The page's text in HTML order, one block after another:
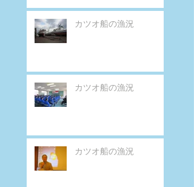
カツオ船の漁況
カツオ船の漁況
カツオ船の漁況